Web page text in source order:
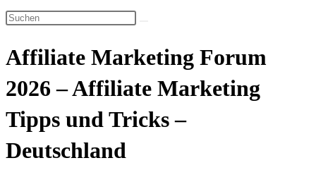
umschalten
Diese
durchsuchen
Affiliate Marketing Forum
2026 – Affiliate Marketing
Tipps und Tricks –
Deutschland